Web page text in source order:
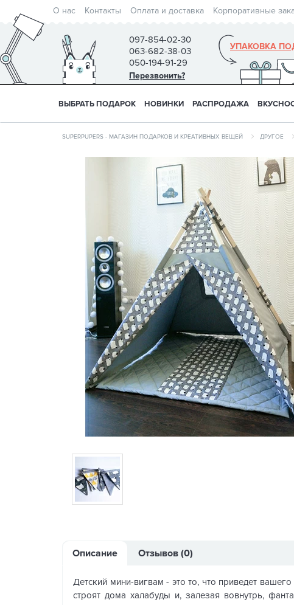
О нас Контакты Оплата и доставка Корпоративные
097-854-02-30
063-682-38-03
050-194-91-29
Перезвонить?
УПАКОВКА
ВЫБРАТЬ ПОДАРОК НОВИНКИ РАСПРОДАЖА
SUPERPUPERS - МАГАЗИН ПОДАРКОВ И КРЕАТИВНЫХ ВЕЩЕЙ ДРУГОЕ
Описание Отзывов (0)
Детский мини-вигвам - это то, что приведет
строят дома халабуды и, залезая вовнутрь,